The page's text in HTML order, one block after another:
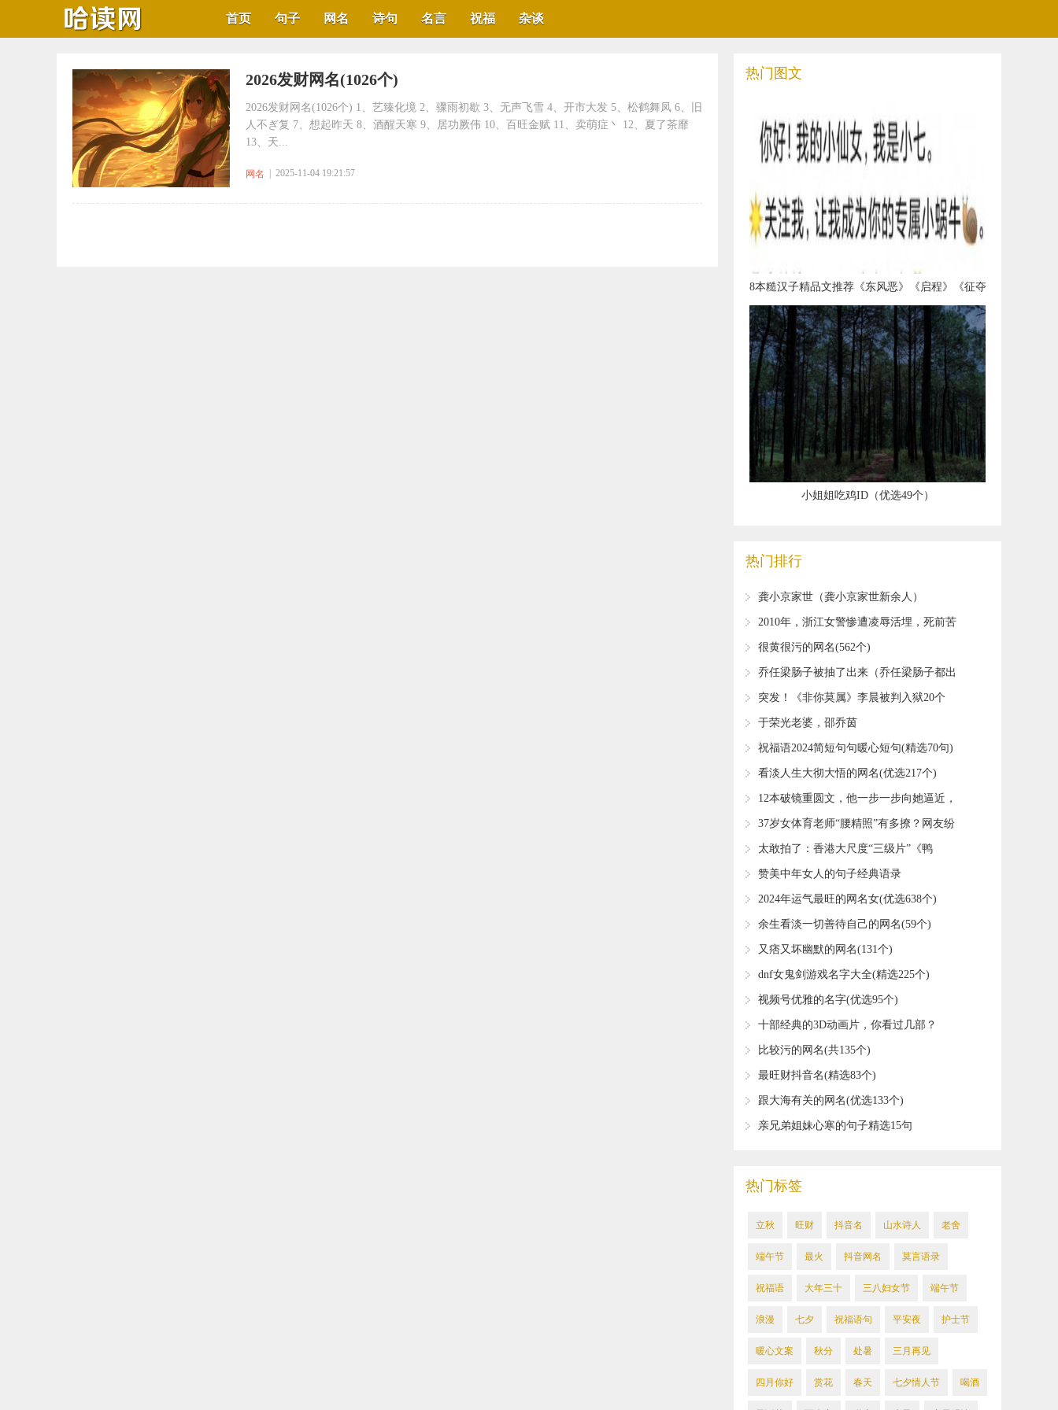
首页 句子 网名 诗句 名言 祝福 杂谈
2026发财网名(1026个)
2026发财网名(1026个) 1、艺臻化境 2、骤雨初歇 3、无声飞雪 4、开市大发 5、松鹤舞凤 6、旧
人不ぎ复 7、想起昨天 8、酒醒天寒 9、居功厥伟 10、百旺金赋 11、卖萌症丶 12、夏了茶靡
13、天...
网名 | 2025-11-04 19:21:57
热门图文
​8本糙汉子精品文推荐《东风恶》《启程》《征夺
战》《觅路》
​小姐姐吃鸡ID（优选49个）
热门排行
​龚小京家世（龚小京家世新余人）
​2010年，浙江女警惨遭凌辱活埋，死前苦
苦哀求：孩子不能没有妈妈
​很黄很污的网名(562个)
​乔任梁肠子被抽了出来（乔任梁肠子都出
来）
​突发！《非你莫属》李晨被判入狱20个
月，虚构人设被揭穿愤而报复
​于荣光老婆，邵乔茵
​祝福语2024简短句句暖心短句(精选70句)
​看淡人生大彻大悟的网名(优选217个)
​12本破镜重圆文，他一步一步向她逼近，
你这回打算跑到哪儿去！
​37岁女体育老师“腰精照”有多撩？网友纷
纷喊着：我要去上体育课
​太敢拍了：香港大尺度“三级片”《鸭
王》，曾轰动一时，是否看过
​赞美中年女人的句子经典语录
​2024年运气最旺的网名女(优选638个)
​余生看淡一切善待自己的网名(59个)
​又痞又坏幽默的网名(131个)
​dnf女鬼剑游戏名字大全(精选225个)
​视频号优雅的名字(优选95个)
​十部经典的3D动画片，你看过几部？
​比较污的网名(共135个)
最旺财抖音名(精选83个)
​跟大海有关的网名(优选133个)
​亲兄弟姐妹心寒的句子精选15句
热门标签
立秋 旺财 抖音名 山水诗人 老舍
​端午节 ​最火 抖音网名 莫言语录
祝福语 ​大年三十 ​三八妇女节 端午节
​浪漫 七夕 祝福语句 平安夜 ​护士节
暖心文案 ​秋分 ​处暑 三月再见
四月你好 赏花 春天 七夕情人节 喝酒